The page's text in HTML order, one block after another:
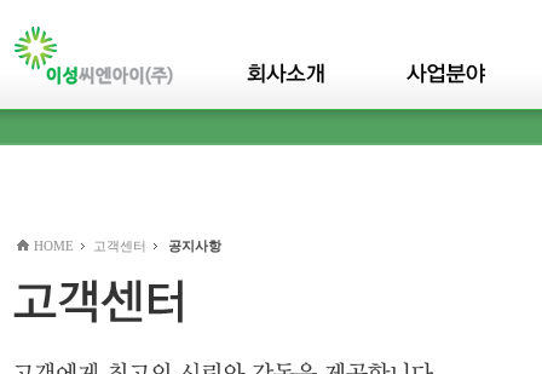
HOME 고객센터 공지사항